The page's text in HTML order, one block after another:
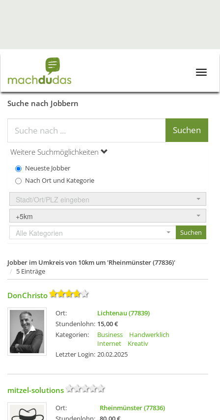
Toggle
Suche nach Jobbern
Weitere Suchmöglichkeiten
Neueste Jobber
Nach Ort und Kategorie
Stadt/Ort/PLZ eingeben
+5km
Alle Kategorien
Jobber im Umkreis von 10km um 'Rheinmünster (77836)'
5 Einträge
DonChristo
Ort:
Lichtenau (77839)
Stundenlohn: 15,00 €
Kategorien:
Business
Handwerklich
Internet
Kreativ
Letzter Login: 20.02.2025
mitzel-solutions
Ort:
Rheinmünster (77836)